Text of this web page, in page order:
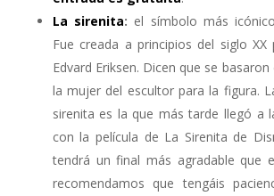
La sirenita: el símbolo más
Fue creada a principios del siglo
Edvard Eriksen. Dicen que se
la mujer del escultor para la figura.
sirenita es la que más tarde llegó a
con la película de La Sirenita de
tendrá un final más agradable que
recomendamos que tengáis